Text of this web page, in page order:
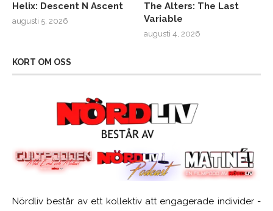
Helix: Descent N Ascent
augusti 5, 2026
The Alters: The Last
Variable
augusti 4, 2026
KORT OM OSS
Nördliv består av ett kollektiv att engagerade individer -